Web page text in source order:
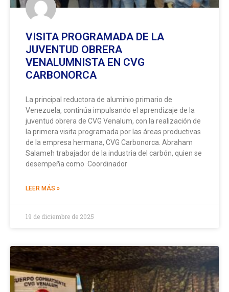
VISITA PROGRAMADA DE LA
JUVENTUD OBRERA
VENALUMNISTA EN CVG
CARBONORCA
La principal reductora de aluminio primario de
Venezuela, continúa impulsando el aprendizaje de la
juventud obrera de CVG Venalum, con la realización de
la primera visita programada por las áreas productivas
de la empresa hermana, CVG Carbonorca. Abraham
Salameh trabajador de la industria del carbón, quien se
desempeña como Coordinador
LEER MÁS »
19 de diciembre de 2025